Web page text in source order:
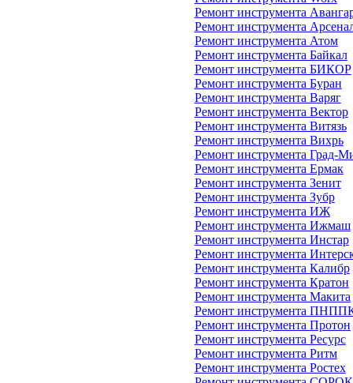
Ремонт инструмента
Ремонт инструмента
Ремонт инструмента Атом
Ремонт инструмента Байкал
Ремонт инструмента БИКОР
Ремонт инструмента Буран
Ремонт инструмента Варяг
Ремонт инструмента Вектор
Ремонт инструмента Витязь
Ремонт инструмента Вихрь
Ремонт инструмента Град-
Ремонт инструмента Ермак
Ремонт инструмента Зенит
Ремонт инструмента Зубр
Ремонт инструмента ИЖ
Ремонт инструмента Ижмаш
Ремонт инструмента Инстар
Ремонт инструмента
Ремонт инструмента Калибр
Ремонт инструмента Кратон
Ремонт инструмента Макита
Ремонт инструмента
Ремонт инструмента Протон
Ремонт инструмента Ресурс
Ремонт инструмента Ритм
Ремонт инструмента Ростех